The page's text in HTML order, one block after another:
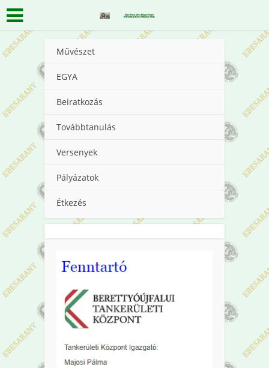
Művészet
EGYA
Beiratkozás
Továbbtanulás
Versenyek
Pályázatok
Étkezés